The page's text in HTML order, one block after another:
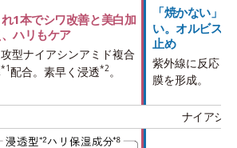
1本でシワ改善と美白加
ハリもケア
型ナイアシンアミド複合
*1配合。素早く浸透*2。
「焼かない」
い。オルビス最
止め
紫外線に反応し
膜を形成。
ナイアシ